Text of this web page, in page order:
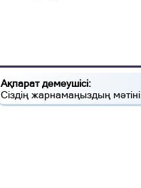
Ақпарат демеушісі:
Сіздің жарнамаңыздың мәтіні